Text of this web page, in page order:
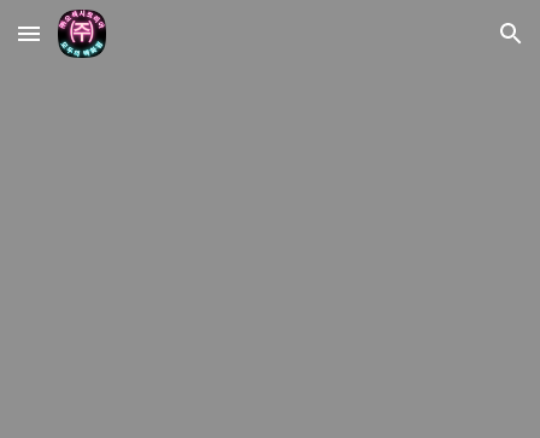
Skip to main content Skip to navigation